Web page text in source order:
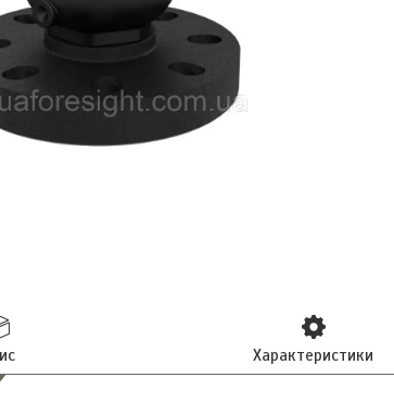
Характеристики